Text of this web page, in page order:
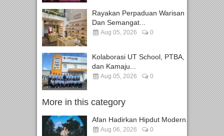
Rayakan Perpaduan Warisan
Dan Semangat...
Aug 05, 2026 0
Kolaborasi UT School, PTBA,
dan Kamaju...
Aug 05, 2026 0
More in this category
Afan Hadirkan Hipdut Modern...
Aug 06, 2026 0